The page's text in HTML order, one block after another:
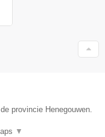
provincie Henegouwen.
▼